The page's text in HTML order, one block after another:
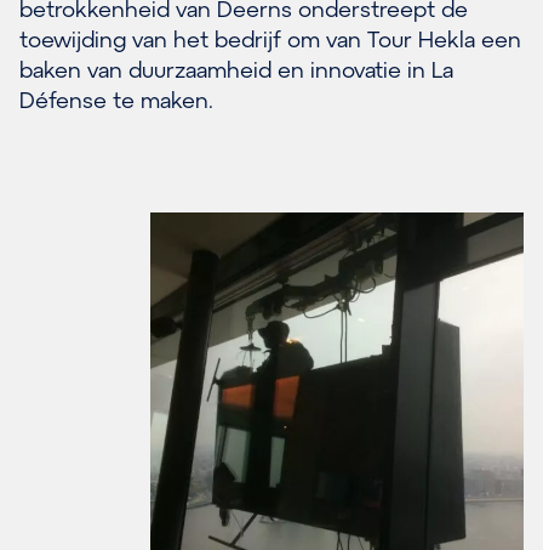
betrokkenheid van Deerns onderstreept de
toewijding van het bedrijf om van Tour Hekla een
baken van duurzaamheid en innovatie in La
Défense te maken.